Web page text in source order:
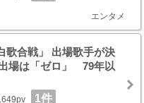
エンタメ
歌合戦」 出場歌手が決
場は「ゼロ」 79年以
1件